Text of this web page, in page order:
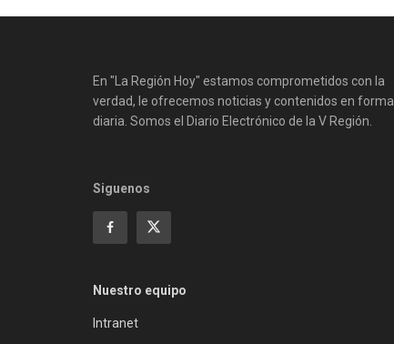
En "La Región Hoy" estamos comprometidos con la
verdad, le ofrecemos noticias y contenidos en forma
diaria. Somos el Diario Electrónico de la V Región.
Siguenos
Nuestro equipo
Intranet